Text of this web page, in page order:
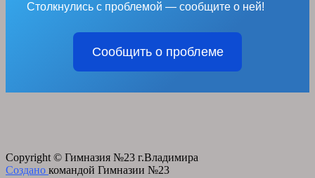
Столкнулись с проблемой — сообщите о ней!
Сообщить о проблеме
Copyright © Гимназия №23 г.Владимира
Создано командой Гимназии №23